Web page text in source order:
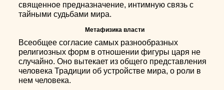
священное предназначение, интимную связь с
тайными судьбами мира.
Метафизика власти
Всеобщее согласие самых разнообразных
религиозных форм в отношении фигуры царя не
случайно. Оно вытекает из общего представления
человека Традиции об устройстве мира, о роли в
нем человека.